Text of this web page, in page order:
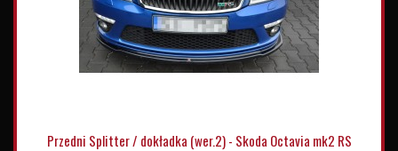
Przedni Splitter / dokładka (wer.2) - Skoda Octavia mk2 RS